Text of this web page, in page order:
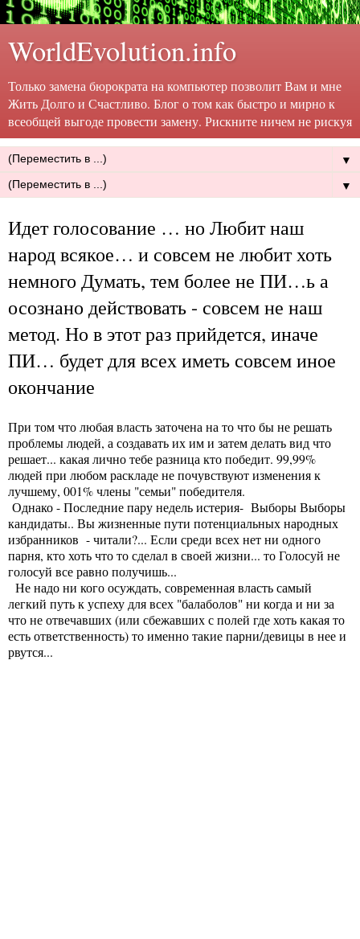
WorldEvolution.info
Только замена бюрократа на компьютер позволит Вам и мне
Жить Долго и Счастливо. Блог о том как быстро и мирно к
всеобщей выгоде провести замену. Рискните ничем не рискуя
▼
▼
Идет голосование … но Любит наш
народ всякое… и совсем не любит хоть
немного Думать, тем более не ПИ…ь а
осознано действовать - совсем не наш
метод. Но в этот раз прийдется, иначе
ПИ… будет для всех иметь совсем иное
окончание
При том что любая власть заточена на то что бы не решать
проблемы людей, а создавать их им и затем делать вид что
решает... какая лично тебе разница кто победит. 99,99%
людей при любом раскладе не почувствуют изменения к
лучшему, 001% члены "семьи" победителя.
Однако - Последние пару недель истерия- Выборы Выборы
кандидаты.. Вы жизненные пути потенциальных народных
избранников - читали?... Если среди всех нет ни одного
парня, кто хоть что то сделал в своей жизни... то Голосуй не
голосуй все равно получишь...
Не надо ни кого осуждать, современная власть самый
легкий путь к успеху для всех "балаболов" ни когда и ни за
что не отвечавших (или сбежавших с полей где хоть какая то
есть ответственность) то именно такие парни/девицы в нее и
рвутся...